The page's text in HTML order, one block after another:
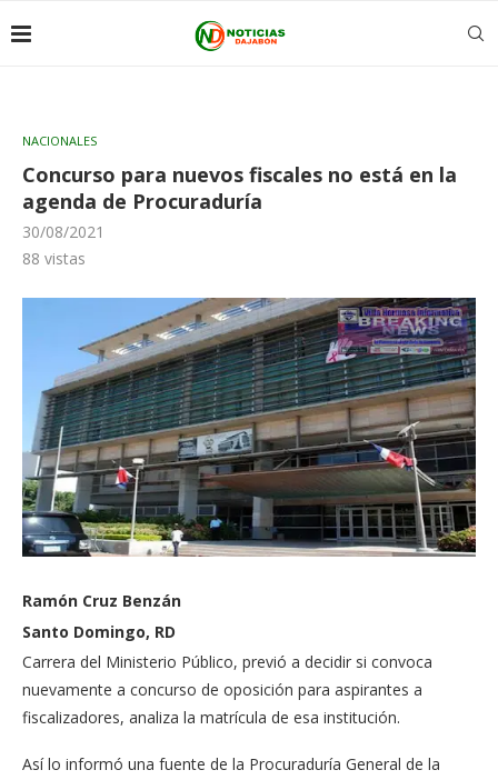
NACIONALES
Concurso para nuevos fiscales no está en la
agenda de Procuraduría
30/08/2021
88 vistas
Ramón Cruz Benzán
Santo Domingo, RD
Carre­ra del Ministerio Público, previó a decidir si convo­ca
nuevamente a concurso de oposición para aspiran­tes a
fiscalizadores, anali­za la matrícula de esa ins­titución.
Así lo informó una fuen­te de la Procuraduría Ge­neral de la